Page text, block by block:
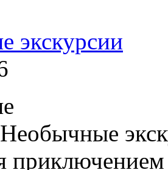
экскурсии
Необычные